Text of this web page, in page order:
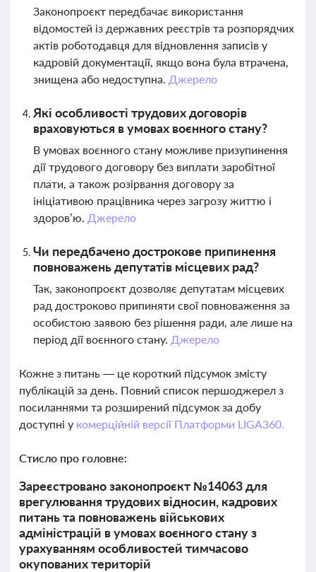
Законопроєкт передбачає використання
відомостей із державних реєстрів та розпорядчих
актів роботодавця для відновлення записів у
кадровій документації, якщо вона була втрачена,
знищена або недоступна. Джерело
Які особливості трудових договорів
враховуються в умовах воєнного стану?
В умовах воєнного стану можливе призупинення
дії трудового договору без виплати заробітної
плати, а також розірвання договору за
ініціативою працівника через загрозу життю і
здоров’ю. Джерело
Чи передбачено дострокове припинення
повноважень депутатів місцевих рад?
Так, законопроєкт дозволяє депутатам місцевих
рад достроково припиняти свої повноваження за
особистою заявою без рішення ради, але лише на
період дії воєнного стану. Джерело
Кожне з питань — це короткий підсумок змісту
публікацій за день. Повний список першоджерел з
посиланнями та розширений підсумок за добу
доступні у комерційній версії Платформи LIGA360.
Стисло про головне:
Зареєстровано законопроєкт №14063 для
врегулювання трудових відносин, кадрових
питань та повноважень військових
адміністрацій в умовах воєнного стану з
урахуванням особливостей тимчасово
окупованих територій